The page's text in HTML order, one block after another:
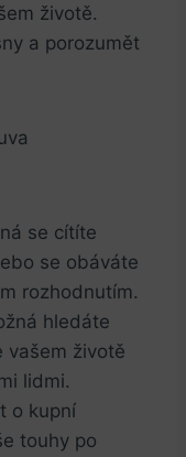
životě.
a porozumět
se cítíte
se obáváte
rozhodnutím.
hledáte
vašem životě
lidmi.
o kupní
touhy po